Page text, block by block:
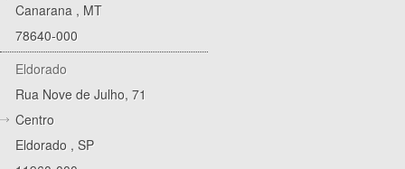
Canarana , MT
78640-000
Eldorado
Rua Nove de Julho, 71
Centro
Eldorado , SP